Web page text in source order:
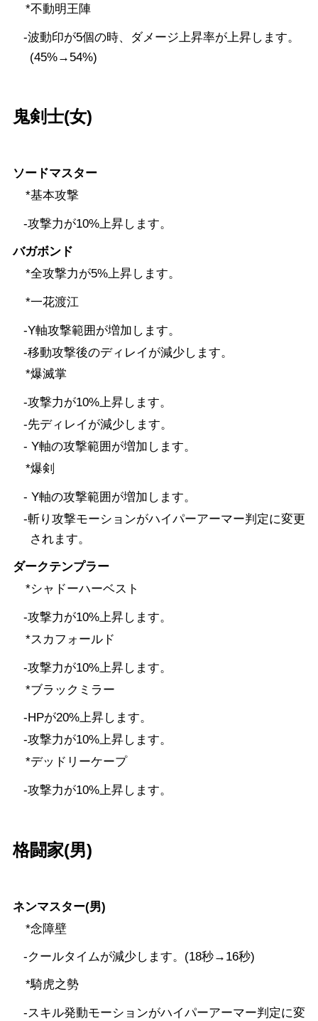
*不動明王陣
-波動印が5個の時、ダメージ上昇率が上昇します。
(45%→54%)
鬼剣士(女)
ソードマスター
*基本攻撃
-攻撃力が10%上昇します。
バガボンド
*全攻撃力が5%上昇します。
*一花渡江
-Y軸攻撃範囲が増加します。
-移動攻撃後のディレイが減少します。
*爆滅掌
-攻撃力が10%上昇します。
-先ディレイが減少します。
- Y軸の攻撃範囲が増加します。
*爆剣
- Y軸の攻撃範囲が増加します。
-斬り攻撃モーションがハイパーアーマー判定に変更
されます。
ダークテンプラー
*シャドーハーベスト
-攻撃力が10%上昇します。
*スカフォールド
-攻撃力が10%上昇します。
*ブラックミラー
-HPが20%上昇します。
-攻撃力が10%上昇します。
*デッドリーケープ
-攻撃力が10%上昇します。
格闘家(男)
ネンマスター(男)
*念障壁
-クールタイムが減少します。(18秒→16秒)
*騎虎之勢
-スキル発動モーションがハイパーアーマー判定に変